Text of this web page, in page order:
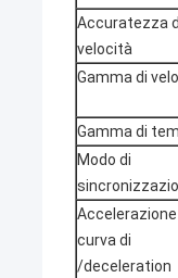
Accuratezza
velocità
Gamma di
Gamma di
Modo di
Accelerazione
curva di
/deceleration